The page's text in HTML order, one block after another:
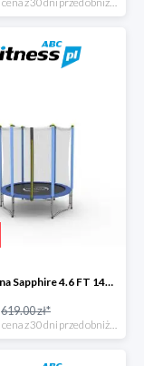
Trampolina Sapphire 4.6 FT 140 cm -36%
619.00 zł*
*najniższa cena z 30 dni przed obniżką